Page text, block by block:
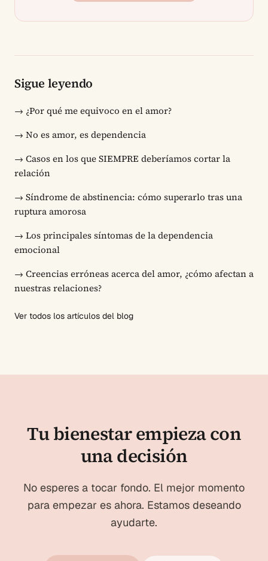
Sigue leyendo
→ ¿Por qué me equivoco en el amor?
→ No es amor, es dependencia
→ Casos en los que SIEMPRE deberíamos cortar la
relación
→ Síndrome de abstinencia: cómo superarlo tras una
ruptura amorosa
→ Los principales síntomas de la dependencia
emocional
→ Creencias erróneas acerca del amor, ¿cómo afectan a
nuestras relaciones?
Ver todos los artículos del blog
Tu bienestar empieza con
una decisión
No esperes a tocar fondo. El mejor momento
para empezar es ahora. Estamos deseando
ayudarte.